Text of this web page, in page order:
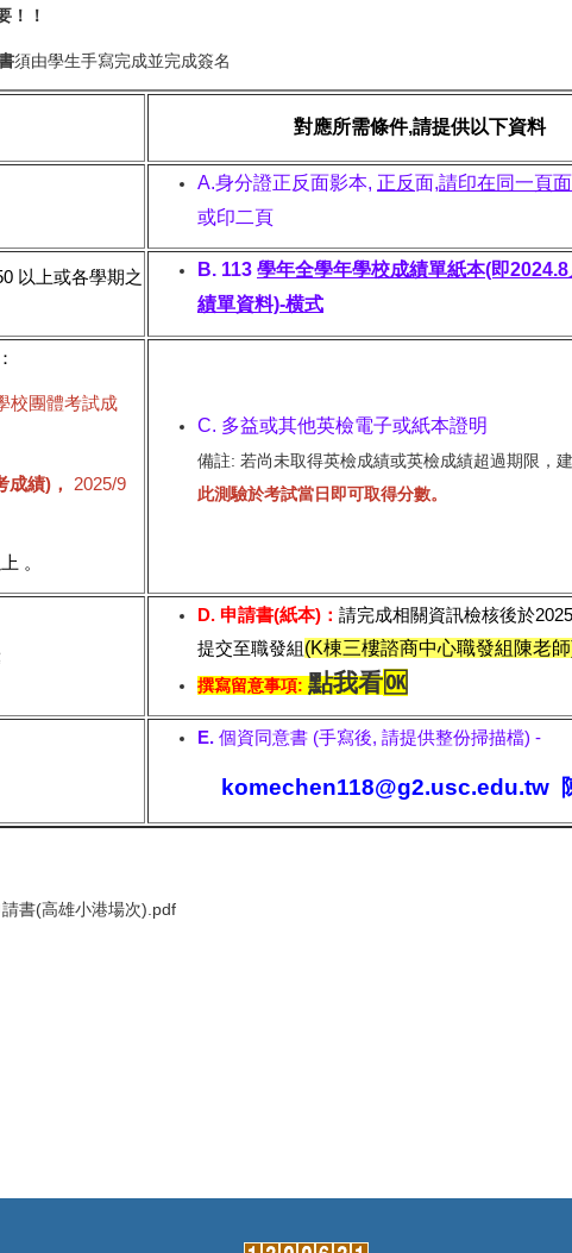
！！
須由學生手寫完成並完成簽名
對應所需條件,請提供以下資料
A.身分證正反面影本, 正反面,請印在同一頁
或印二頁
以上或各學期之
B. 113 學年全學年學校成績單紙本(即
績單資料)-横式
校團體考試成
成績)，
2025/9
。
C. 多益或其他英檢電子或紙本證明
備註: 若尚未取得英檢成績或英檢成績超過期限，
此測驗於考試當日即可取得分數。
D. 申請書(紙本)： 請完成相關資訊檢核後於
提交至職發組(K棟三樓諮商中心職發組陳老
撰寫留意事項: 點我看🆗
E. 個資同意書 (手寫後, 請提供整份掃描檔) -
komechen118@g2.usc.edu.tw
書(高雄小港場次).pdf